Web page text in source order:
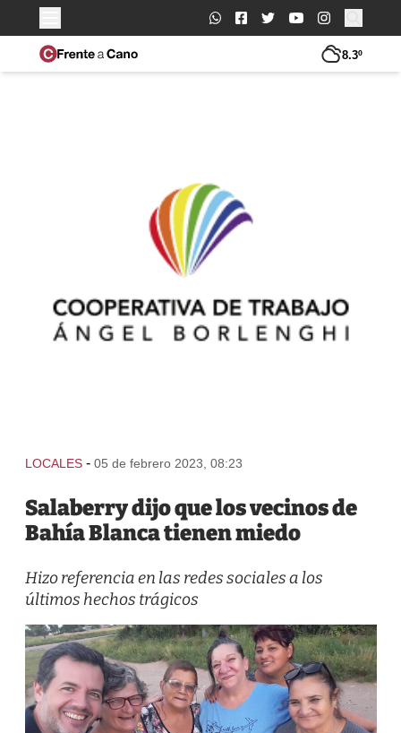
Buscar:
8.3º
LOCALES - 05 de febrero 2023, 08:23
Salaberry dijo que los vecinos de
Bahía Blanca tienen miedo
Hizo referencia en las redes sociales a los
últimos hechos trágicos